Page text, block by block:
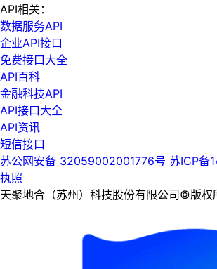
API相关：
数据服务API
企业API接口
免费接口大全
API百科
金融科技API
API接口大全
API资讯
短信接口
苏公网安备 32059002001776号 苏ICP备
执照
天聚地合（苏州）科技股份有限公司©版权